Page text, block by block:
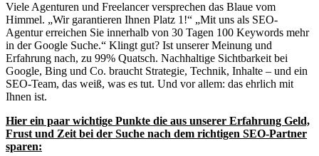
Viele Agenturen und Freelancer versprechen das Blaue vom
Himmel. „Wir garantieren Ihnen Platz 1!“ „Mit uns als SEO-
Agentur erreichen Sie innerhalb von 30 Tagen 100 Keywords mehr
in der Google Suche.“ Klingt gut? Ist unserer Meinung und
Erfahrung nach, zu 99% Quatsch. Nachhaltige Sichtbarkeit bei
Google, Bing und Co. braucht Strategie, Technik, Inhalte – und ein
SEO-Team, das weiß, was es tut. Und vor allem: das ehrlich mit
Ihnen ist.
Hier ein paar wichtige Punkte die aus unserer Erfahrung Geld,
Frust und Zeit bei der Suche nach dem richtigen SEO-Partner
sparen: